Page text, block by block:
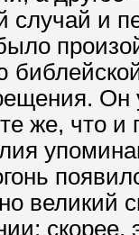
и
Он
же, что
великий